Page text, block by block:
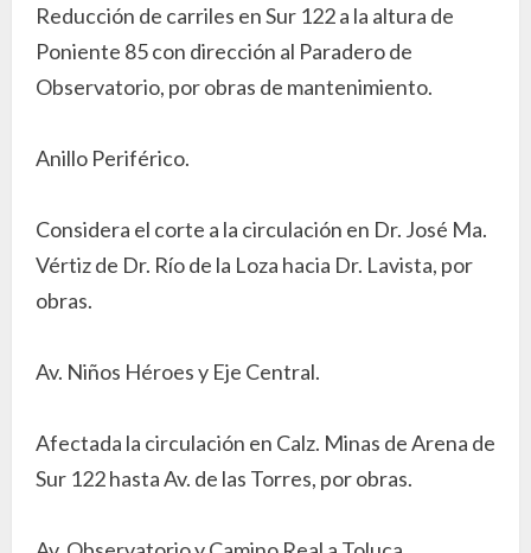
Reducción de carriles en Sur 122 a la altura de
Poniente 85 con dirección al Paradero de
Observatorio, por obras de mantenimiento.
Anillo Periférico.
Considera el corte a la circulación en Dr. José Ma.
Vértiz de Dr. Río de la Loza hacia Dr. Lavista, por
obras.
Av. Niños Héroes y Eje Central.
Afectada la circulación en Calz. Minas de Arena de
Sur 122 hasta Av. de las Torres, por obras.